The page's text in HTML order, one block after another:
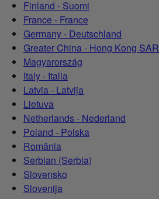
Finland - Suomi
France - France
Germany - Deutschland
Greater China - Hong Kong SAR
Magyarország
Italy - Italia
Latvia - Latvija
Lietuva
Netherlands - Nederland
Poland - Polska
România
Serbian (Serbia)
Slovensko
Slovenija